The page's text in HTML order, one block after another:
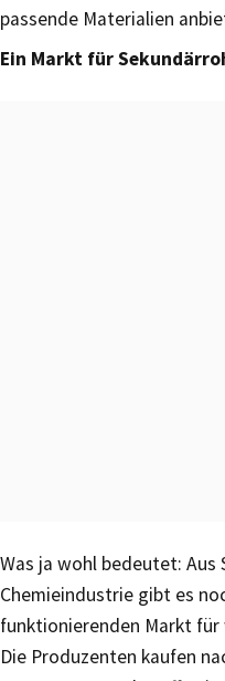
passende Materialien
Ein Markt für
Was ja wohl bedeutet: Aus
Chemieindustrie gibt es
funktionierenden Markt
Die Produzenten kaufen